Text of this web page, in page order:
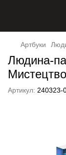
Артбуки
Людина-
Артикул: 240323-